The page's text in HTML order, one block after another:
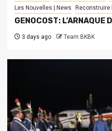
Les Nouvelles | News
Reconstruire
GENOCOST: L’ARNAQUE
3 days ago Team BKBK